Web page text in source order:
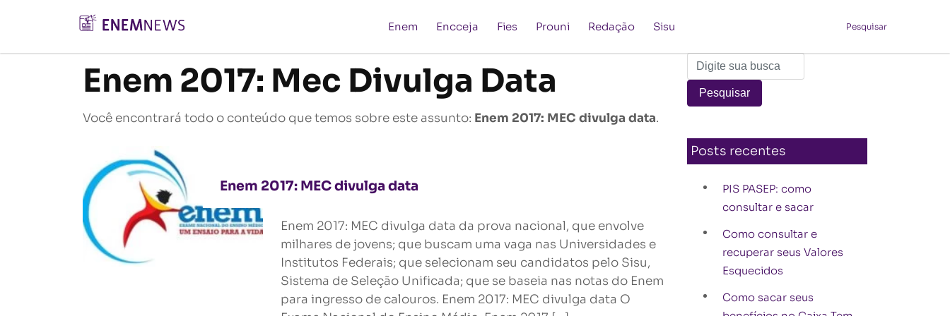
Enem Encceja Fies Prouni Redação Sisu Pesquisar
Enem 2017: Mec Divulga Data
Você encontrará todo o conteúdo que temos sobre este assunto: Enem 2017: MEC divulga data.
Enem 2017: MEC divulga data
Enem 2017: MEC divulga data da prova nacional, que envolve
milhares de jovens; que buscam uma vaga nas Universidades e
Institutos Federais; que selecionam seu candidatos pelo Sisu,
Sistema de Seleção Unificada; que se baseia nas notas do Enem
para ingresso de calouros. Enem 2017: MEC divulga data O
Posts recentes
PIS PASEP: como
consultar e sacar
Como consultar e
recuperar seus Valores
Esquecidos
Como sacar seus